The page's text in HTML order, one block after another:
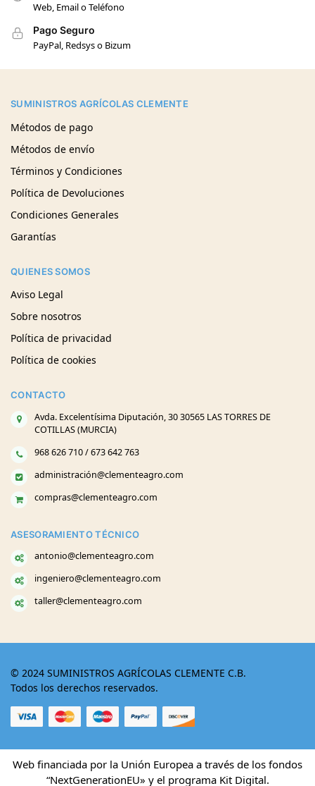
Web, Email o Teléfono
Pago Seguro
PayPal, Redsys o Bizum
SUMINISTROS AGRÍCOLAS CLEMENTE
Métodos de pago
Métodos de envío
Términos y Condiciones
Política de Devoluciones
Condiciones Generales
Garantías
QUIENES SOMOS
Aviso Legal
Sobre nosotros
Política de privacidad
Política de cookies
CONTACTO
Avda. Excelentísima Diputación, 30 30565 LAS TORRES DE
COTILLAS (MURCIA)
968 626 710 / 673 642 763
administración@clementeagro.com
compras@clementeagro.com
ASESORAMIENTO TÉCNICO
antonio@clementeagro.com
ingeniero@clementeagro.com
taller@clementeagro.com
© 2024 SUMINISTROS AGRÍCOLAS CLEMENTE C.B.
Todos los derechos reservados.
Web financiada por la Unión Europea a través de los fondos
“NextGenerationEU» y el programa Kit Digital.